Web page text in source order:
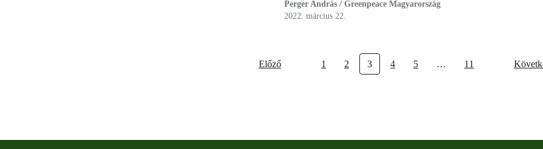
Perger András / Greenpeace Magyarország
2022. március 22.
Előző 1 2 3 4 5 … 11